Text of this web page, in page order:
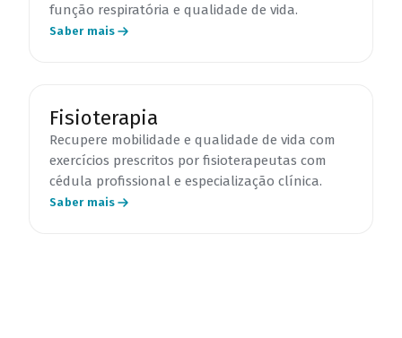
função respiratória e qualidade de vida.
Saber mais
Fisioterapia
Recupere mobilidade e qualidade de vida com
exercícios prescritos por fisioterapeutas com
cédula profissional e especialização clínica.
Saber mais